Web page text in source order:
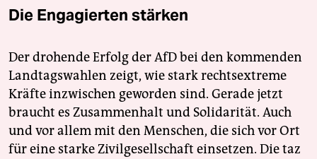
Die Engagierten stärken
Der drohende Erfolg der AfD bei den kommenden
Landtagswahlen zeigt, wie stark rechtsextreme
Kräfte inzwischen geworden sind. Gerade jetzt
braucht es Zusammenhalt und Solidarität. Auch
und vor allem mit den Menschen, die sich vor Ort
für eine starke Zivilgesellschaft einsetzen. Die taz